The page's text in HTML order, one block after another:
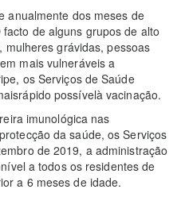
anualmente dos meses de
de alguns grupos de alto
mulheres grávidas, pessoas
mais vulneráveis a
os Serviços de Saúde
possívelà vacinação.
imunológica nas
da saúde, os Serviços
de 2019, a administração
a todos os residentes de
a 6 meses de idade.